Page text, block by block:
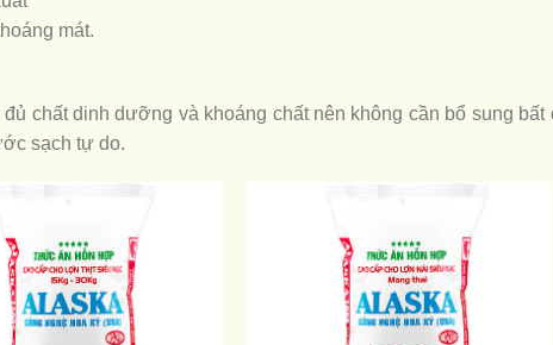
mát.
chất dinh dưỡng và khoáng chất nên không cần bổ sung
sạch tự do.